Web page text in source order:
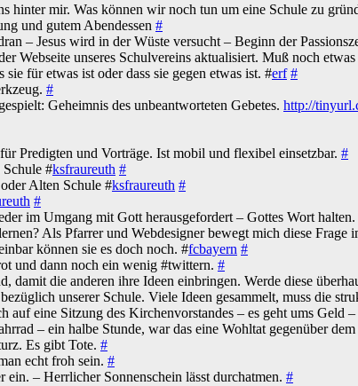
hinter mir. Was können wir noch tun um eine Schule zu
und gutem Abendessen #
– Jesus wird in der Wüste versucht – Beginn der
Webseite unseres Schulvereins aktualisiert. Muß noch
für etwas ist oder dass sie gegen etwas ist. #erf #
#
Geheimnis des unbeantworteten Gebetes. http://
Predigten und Vorträge. Ist mobil und flexibel einsetzbar. #
#ksfraureuth #
Alten Schule #ksfraureuth #
#
im Umgang mit Gott herausgefordert – Gottes Wort
Als Pfarrer und Webdesigner bewegt mich diese Frage
können sie es doch noch. #fcbayern #
und dann noch ein wenig #twittern. #
damit die anderen ihre Ideen einbringen. Werde diese
unserer Schule. Viele Ideen gesammelt, muss die
auf eine Sitzung des Kirchenvorstandes – es geht ums Geld
– ein halbe Stunde, war das eine Wohltat gegenüber
Es gibt Tote. #
echt froh sein. #
– Herrlicher Sonnenschein lässt durchatmen. #